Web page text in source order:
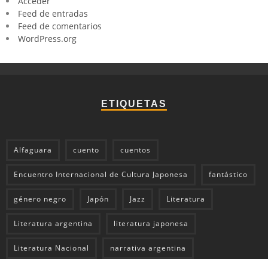
Feed de entradas
Feed de comentarios
WordPress.org
ETIQUETAS
Alfaguara cuento cuentos
Encuentro Internacional de Cultura Japonesa fantástico
género negro Japón Jazz Literatura
Literatura argentina literatura japonesa
Literatura Nacional narrativa argentina